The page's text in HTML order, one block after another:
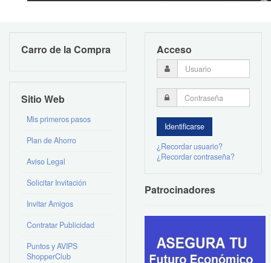
Carro de la Compra
Sitio Web
Mis primeros pasos
Plan de Ahorro
Aviso Legal
Solicitar Invitación
Invitar Amigos
Contratar Publicidad
Puntos y AVIPS
ShopperClub
Acceso
¿Recordar usuario?
¿Recordar contraseña?
Patrocinadores